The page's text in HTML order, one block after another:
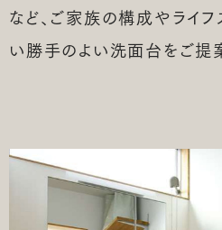
など、ご家族の構成やライ
い勝手のよい洗面台をご提